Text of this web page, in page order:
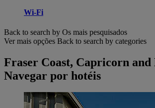
Wi-Fi
Back to search by Os mais pesquisados
Ver mais opções Back to search by categories
Fraser Coast, Capricorn and
Navegar por hotéis